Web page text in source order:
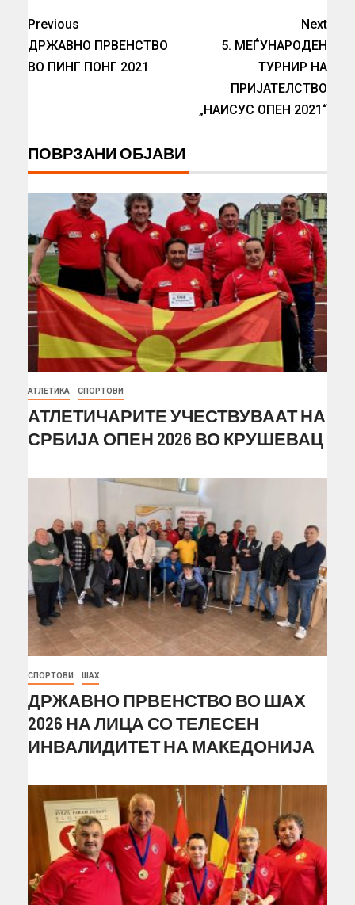
Previous
ДРЖАВНО ПРВЕНСТВО
ВО ПИНГ ПОНГ 2021
Next
5. МЕЃУНАРОДЕН
ТУРНИР НА
ПРИЈАТЕЛСТВО
„НАИСУС ОПЕН 2021“
ПОВРЗАНИ ОБЈАВИ
АТЛЕТИКА СПОРТОВИ
АТЛЕТИЧАРИТЕ УЧЕСТВУВААТ НА
СРБИЈА ОПЕН 2026 ВО КРУШЕВАЦ
СПОРТОВИ ШАХ
ДРЖАВНО ПРВЕНСТВО ВО ШАХ
2026 НА ЛИЦА СО ТЕЛЕСЕН
ИНВАЛИДИТЕТ НА МАКЕДОНИЈА